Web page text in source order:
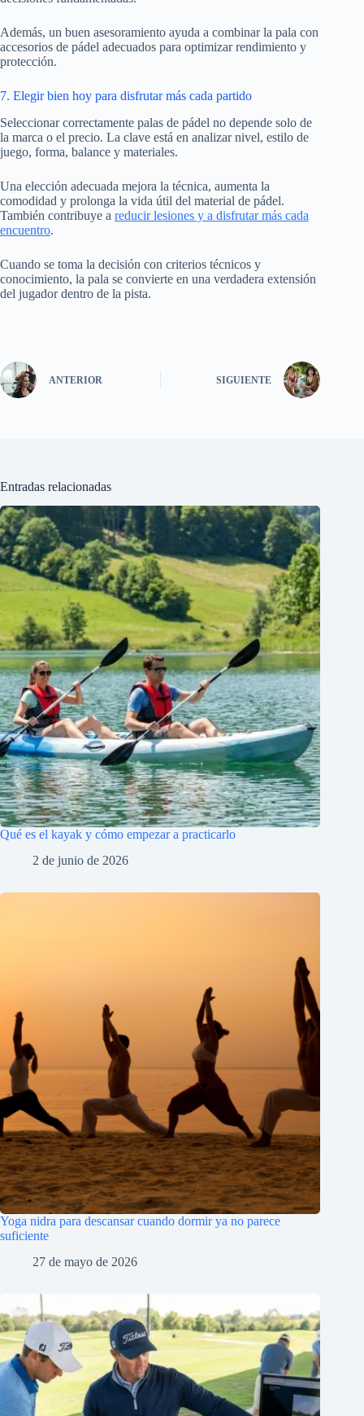
Además, un buen asesoramiento ayuda a combinar la pala con
accesorios de pádel adecuados para optimizar rendimiento y
protección.
7. Elegir bien hoy para disfrutar más cada partido
Seleccionar correctamente palas de pádel no depende solo de
la marca o el precio. La clave está en analizar nivel, estilo de
juego, forma, balance y materiales.
Una elección adecuada mejora la técnica, aumenta la
comodidad y prolonga la vida útil del material de pádel.
También contribuye a reducir lesiones y a disfrutar más cada
encuentro.
Cuando se toma la decisión con criterios técnicos y
conocimiento, la pala se convierte en una verdadera extensión
del jugador dentro de la pista.
ANTERIOR SIGUIENTE
Entradas relacionadas
Qué es el kayak y cómo empezar a practicarlo
2 de junio de 2026
Yoga nidra para descansar cuando dormir ya no parece
suficiente
27 de mayo de 2026